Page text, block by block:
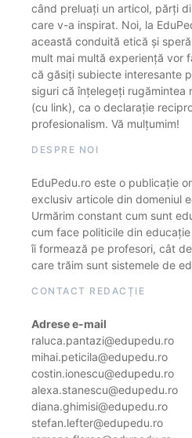
când preluați un articol, părți
care v-a inspirat. Noi, la
această conduită etică și
mult mai multă experiență vor
că găsiți subiecte interesante
siguri că înțelegeți rugămintea
(cu link), ca o declarație
profesionalism. Vă mulțumim!
DESPRE NOI
EduPedu.ro este o publicație
exclusiv articole din domeniul
Urmărim constant cum sunt
cum face politicile din
îi formează pe profesori, cât
care trăim sunt sistemele de
CONTACT REDACȚIE
Adrese e-mail
raluca.pantazi@edupedu.ro
mihai.peticila@edupedu.ro
costin.ionescu@edupedu.ro
alexa.stanescu@edupedu.ro
diana.ghimisi@edupedu.ro
stefan.lefter@edupedu.ro